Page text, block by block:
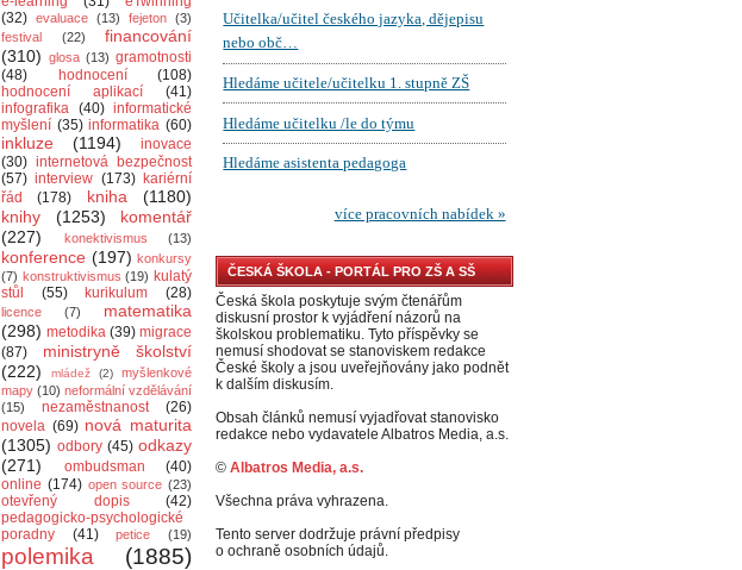
(32) evaluace (13) fejeton (3)
festival
(22)
financování
(310) glosa (13) gramotnosti
(48)
hodnocení
(108)
hodnocení aplikací
(41)
infografika (40) informatické
myšlení (35) informatika (60)
inkluze (1194)
inovace
(30) internetová bezpečnost
(57) interview (173) kariérní
řád
(178) kniha
(1180)
knihy
(1253)
komentář
(227)
konektivismus (13)
konference (197) konkursy
(7) konstruktivismus (19) kulatý
stůl
(55) kurikulum (28)
licence (7)
matematika
(298) metodika (39) migrace
(87)
ministryně školství
(222)
mládež (2)
myšlenkové
mapy (10) neformální vzdělávání
(15)
nezaměstnanost
(26)
novela (69) nová maturita
(1305) odbory (45) odkazy
(271)
ombudsman
(40)
online (174) open source (23)
otevřený dopis
(42)
pedagogicko-psychologické
poradny
(41) petice (19)
polemika
(1885)
ČESKÁ ŠKOLA - PORTÁL PRO ZŠ A SŠ
Česká škola poskytuje svým čtenářům
diskusní prostor k vyjádření názorů na
školskou problematiku. Tyto příspěvky se
nemusí shodovat se stanoviskem redakce
České školy a jsou uveřejňovány jako podnět
k dalším diskusím.
Obsah článků nemusí vyjadřovat stanovisko
redakce nebo vydavatele Albatros Media, a.s.
© Albatros Media, a.s.
Všechna práva vyhrazena.
Tento server dodržuje právní předpisy
o ochraně osobních údajů.